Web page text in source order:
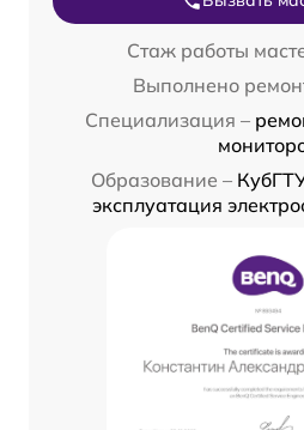
Стаж работы
Выполнено
Специализация –
Образование –
эксплуатация